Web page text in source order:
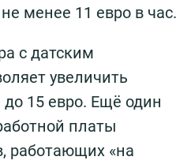
менее 11 евро в час.
с датским
увеличить
до 15 евро. Ещё один
платы
работающих «на